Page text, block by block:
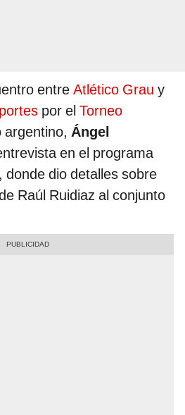
entre Atlético Grau y
por el Torneo
argentino, Ángel
en el programa
donde dio detalles sobre
Raúl Ruidiaz al conjunto